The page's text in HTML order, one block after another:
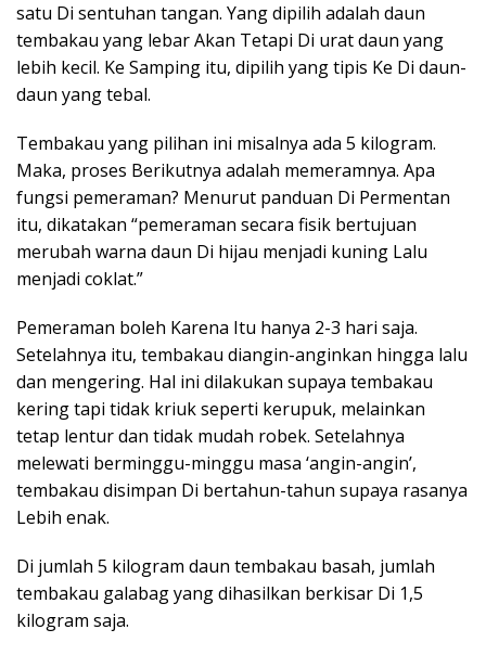
satu Di sentuhan tangan. Yang dipilih adalah daun
tembakau yang lebar Akan Tetapi Di urat daun yang
lebih kecil. Ke Samping itu, dipilih yang tipis Ke Di daun-
daun yang tebal.
Tembakau yang pilihan ini misalnya ada 5 kilogram.
Maka, proses Berikutnya adalah memeramnya. Apa
fungsi pemeraman? Menurut panduan Di Permentan
itu, dikatakan “pemeraman secara fisik bertujuan
merubah warna daun Di hijau menjadi kuning Lalu
menjadi coklat.”
Pemeraman boleh Karena Itu hanya 2-3 hari saja.
Setelahnya itu, tembakau diangin-anginkan hingga lalu
dan mengering. Hal ini dilakukan supaya tembakau
kering tapi tidak kriuk seperti kerupuk, melainkan
tetap lentur dan tidak mudah robek. Setelahnya
melewati berminggu-minggu masa ‘angin-angin’,
tembakau disimpan Di bertahun-tahun supaya rasanya
Lebih enak.
Di jumlah 5 kilogram daun tembakau basah, jumlah
tembakau galabag yang dihasilkan berkisar Di 1,5
kilogram saja.